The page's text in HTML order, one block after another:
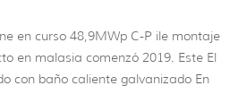
en curso 48,9MWp C-P ile montaje
en malasia comenzó 2019. Este El
con baño caliente galvanizado En